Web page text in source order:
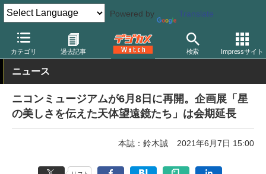
Powered by Translate
カテゴリ 過去記事 検索 Impressサイト
デジカメ Watch 業界動向 企業
ニュース
ニコンミュージアムが6月8日に再開。企画展「星
の美しさを伝えた天体望遠鏡たち」は会期延長
本誌：鈴木誠 2021年6月7日 15:00